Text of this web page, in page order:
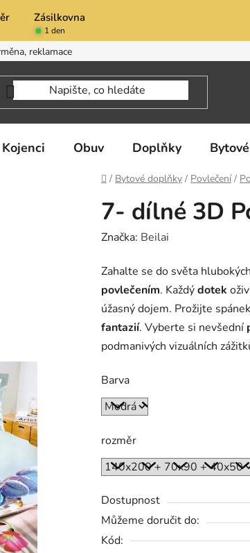
Zásilkovna
1 den
reklamace
Kojenci Obuv Doplňky
Domů
/ Bytové doplňky / Povlečení /
7- dílné 3D
Značka: Beilai
Zahalte se do světa hlubokých
povlečením. Každýdotek
úžasný dojem. Prožijte
fantazií. Vyberte si nevšední
podmanivých vizuálních
Barva
rozměr
Dostupnost
Můžeme doručit do:
Kód: